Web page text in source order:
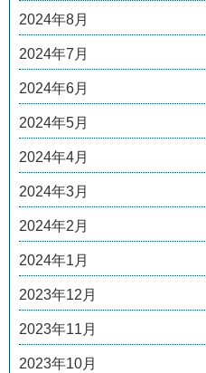
2024年8月
2024年7月
2024年6月
2024年5月
2024年4月
2024年3月
2024年2月
2024年1月
2023年12月
2023年11月
2023年10月